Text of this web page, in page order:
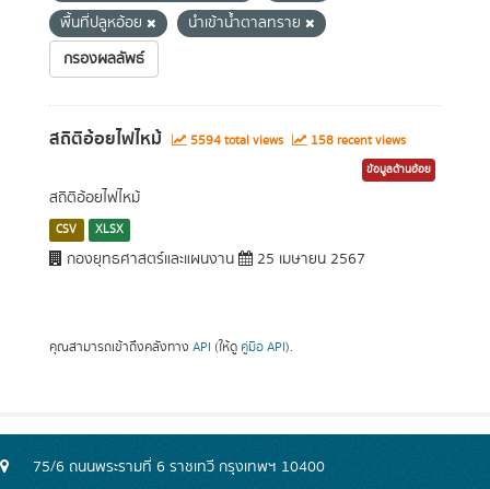
พื้นที่ปลูหอ้อย
นำเข้าน้ำตาลทราย
กรองผลลัพธ์
สถิติอ้อยไฟไหม้ 5594 total views 158 recent views
ข้อมูลด้านอ้อย
สถิติอ้อยไฟไหม้
CSV XLSX
กองยุทธศาสตร์และแผนงาน 25 เมษายน 2567
คุณสามารถเข้าถึงคลังทาง API (ให้ดู คู่มือ API).
75/6 ถนนพระรามที่ 6 ราชเทวี กรุงเทพฯ 10400